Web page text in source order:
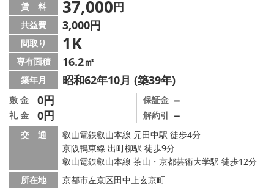
賃貸管理の北白川店
店舗情報·アクセス
会社概要
メールでお問い合わせ
賃 料 37,000円
共益費 3,000円
間取り 1K
専有面積 16.2㎡
築年月 昭和62年10月 (築39年)
敷 金 0円
礼 金 0円
保証金 －
解約引 －
交 通
叡山電鉄叡山本線 元田中駅 徒歩4分
京阪鴨東線 出町柳駅 徒歩9分
叡山電鉄叡山本線 茶山・京都芸術大学駅 徒歩12分
所在地
京都市左京区田中上玄京町